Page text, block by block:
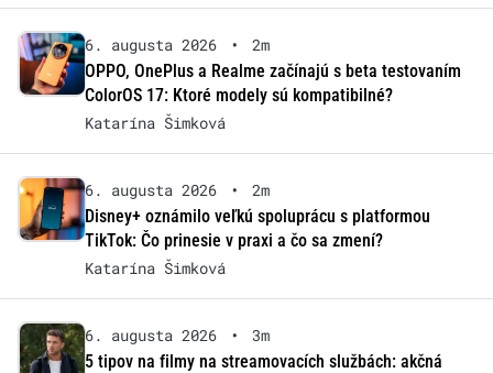
6. augusta 2026 •
2m
OPPO, OnePlus a Realme začínajú s beta testovaním
ColorOS 17: Ktoré modely sú kompatibilné?
Katarína Šimková
6. augusta 2026 •
2m
Disney+ oznámilo veľkú spoluprácu s platformou
TikTok: Čo prinesie v praxi a čo sa zmení?
Katarína Šimková
6. augusta 2026 •
3m
5 tipov na filmy na streamovacích službách: akčná